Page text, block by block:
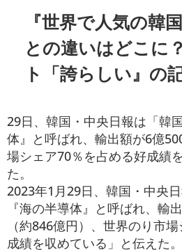
『世界で人気の韓
との違いはどこに
ト「誇らしい』の
29日、韓国・中央日報は「韓
体』と呼ばれ、輸出額が6億
場シェア70％を占める好成績
た。
2023年1月29日、韓国・中央
『海の半導体』と呼ばれ、輸
（約846億円）、世界のり市
成績を収めている」と伝えた。